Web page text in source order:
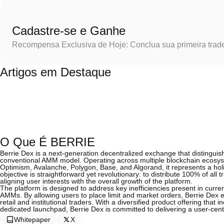
Cadastre-se e Ganhe
Recompensa Exclusiva de Hoje: Conclua sua primeira
Artigos em Destaque
O Que É BERRIE
Berrie Dex is a next-generation decentralized exchange that
conventional AMM model. Operating across multiple blockchain
Optimism, Avalanche, Polygon, Base, and Algorand, it represents a
objective is straightforward yet revolutionary: to distribute 100% of all
aligning user interests with the overall growth of the platform.
The platform is designed to address key inefficiencies present in
AMMs. By allowing users to place limit and market orders, Berrie
retail and institutional traders. With a diversified product offering that
dedicated launchpad, Berrie Dex is committed to delivering a user-
Whitepaper
X